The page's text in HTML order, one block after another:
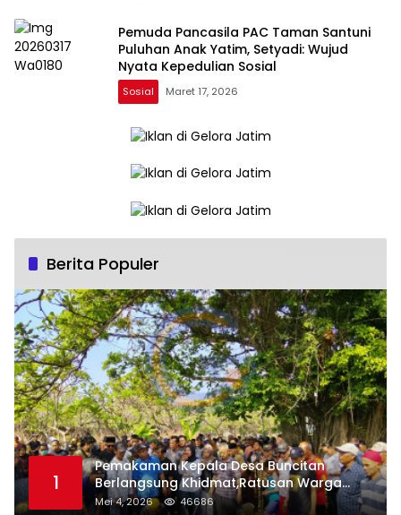
Pemuda Pancasila PAC Taman Santuni
Puluhan Anak Yatim, Setyadi: Wujud
Nyata Kepedulian Sosial
Sosial Maret 17, 2026
Berita Populer
1
Pemakaman Kepala Desa Buncitan
Berlangsung Khidmat,Ratusan Warga
Larut Dalam Duka Yang Mendalam
Mei 4, 2026 46686